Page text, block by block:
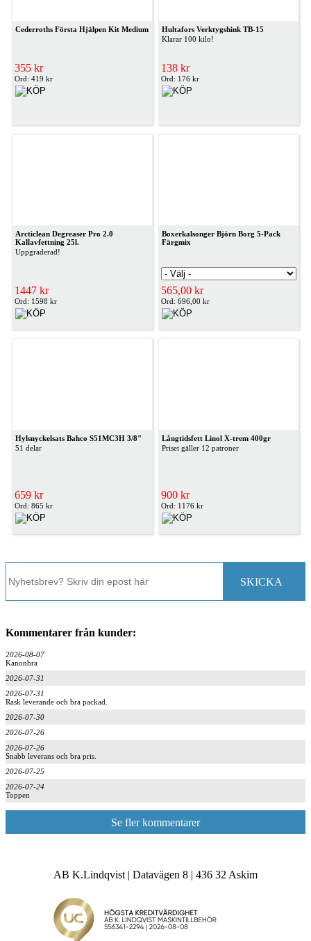
Cederroths Första Hjälpen Kit Medium
355 kr
Ord: 419 kr
Hultafors Verktygshink TB-15
Klarar 100 kilo!
138 kr
Ord: 176 kr
Arcticlean Degreaser Pro 2.0
Kallavfettning 25l.
Uppgraderad!
1447 kr
Ord: 1598 kr
Boxerkalsonger Björn Borg 5-Pack
Färgmix
565,00 kr
Ord: 696,00 kr
Hylsnyckelsats Bahco S51MC3H 3/8"
51 delar
659 kr
Ord: 865 kr
Långtidsfett Linol X-trem 400gr
Priset gäller 12 patroner
900 kr
Ord: 1176 kr
SKICKA
Kommentarer från kunder:
2026-08-07
Kanonbra
2026-07-31
2026-07-31
Rask leverande och bra packad.
2026-07-30
2026-07-26
2026-07-26
Snabb leverans och bra pris.
2026-07-25
2026-07-24
Toppen
Se fler kommentarer
AB K.Lindqvist | Datavägen 8 | 436 32 Askim